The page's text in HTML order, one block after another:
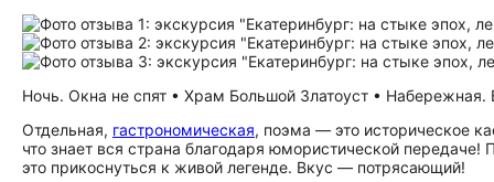
Ночь. Окна не спят • Храм Большой Златоуст • Набережная.
Отдельная, гастрономическая, поэма — это историческое
что знает вся страна благодаря юмористической
это прикоснуться к живой легенде. Вкус — потрясающий!